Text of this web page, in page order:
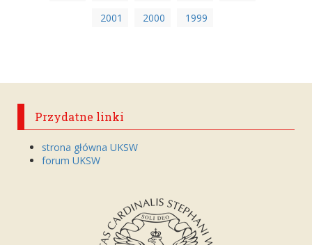
2001
2000 1999
Przydatne linki
strona główna UKSW
forum UKSW